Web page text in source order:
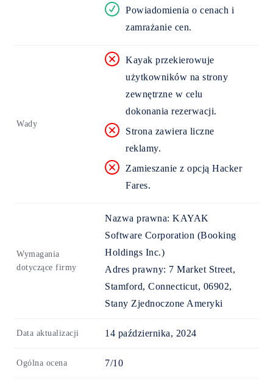
Powiadomienia o cenach i
zamrażanie cen.
Wady
Kayak przekierowuje
użytkowników na strony
zewnętrzne w celu
dokonania rezerwacji.
Strona zawiera liczne
reklamy.
Zamieszanie z opcją Hacker
Fares.
Wymagania
dotyczące firmy
Nazwa prawna: KAYAK
Software Corporation (Booking
Holdings Inc.​)
Adres prawny: 7 Market Street,
Stamford, Connecticut, 06902,
Stany Zjednoczone Ameryki
Data aktualizacji 14 października, 2024
Ogólna ocena 7/10